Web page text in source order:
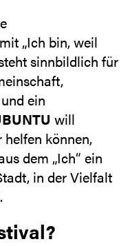
„Ich bin, weil
sinnbildlich für
ein
will
können,
dem „Ich“ ein
in der Vielfalt